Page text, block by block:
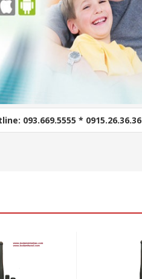
093.669.5555 * 0915.26.36.36